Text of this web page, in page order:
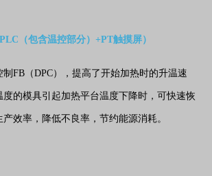
（包含温控部分）+PT触摸屏）
FB（DPC），提高了开始加热时的升温速
度的模具引起加热平台温度下降时，可快速恢
效率，降低不良率，节约能源消耗。